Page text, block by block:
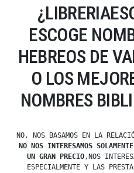
ESCOGE
HEBREOS DE
O LOS
NOMBRES
NO, NOS BASAMOS EN LA
NO NOS INTERESAMOS
UN GRAN PRECIO,NOS
ESPECIALMENTE Y LAS